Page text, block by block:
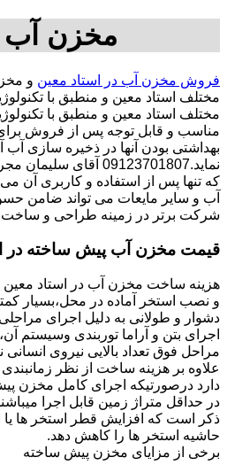
مخزن آب
فروش مخزن آب در استاد معین و
مختلف استاد معین و منطبق با
مختلف استاد معین و منطبق با
مناسب و قابل توجه پس از فروش
بهداشتی بودن آنها در ذخیره سازی
نماید.09123701807 آقای سلیمان مجردی
که تنها پس از استفاده و کاربری
آب و سایر مایعات می تواند ضامن
شرکت برتر در زمینه طراحی و ساخت
قیمت مخزن آب پیش ساخته در
هزینه ساخت مخزن آب در استاد
و نصب استخر آماده در محل،بسیار
دشوار و طولانی به دلیل اجرای
اجرای بتن و آراما توربندی
مراحل فوق تعداد بالایی نیروی
در حداقل متراژ زمین قابل اجرا
ذکر است که افزایش قطر استخر ها یا
حاشیه استخر ها را کاهش دهد.
برخی از مزایای مخزن پیش ساخته